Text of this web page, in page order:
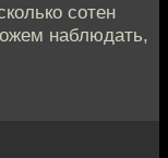
сотен
наблюдать,